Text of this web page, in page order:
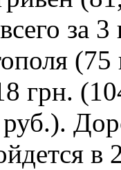
за
грн.
в